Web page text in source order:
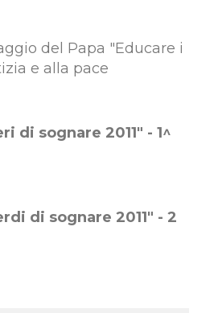
del Papa "Educare i
e alla pace
di sognare 2011" - 1^
di sognare 2011" - 2